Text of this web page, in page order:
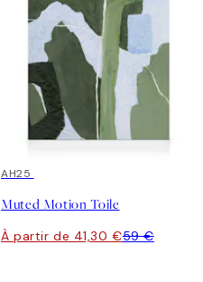
30%*
AH25
Muted Motion Toile
À partir de 41,30 €59 €